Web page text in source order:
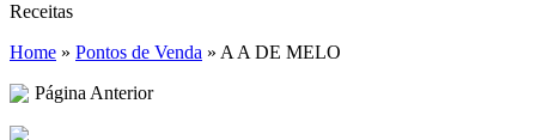
Receitas
Home » Pontos de Venda » A A DE MELO
Página Anterior